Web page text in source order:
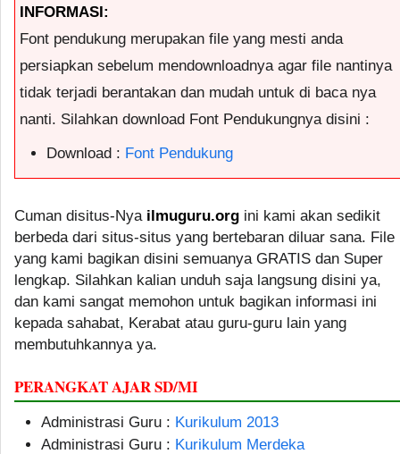
INFORMASI:
Font pendukung merupakan file yang mesti anda
persiapkan sebelum mendownloadnya agar file nantinya
tidak terjadi berantakan dan mudah untuk di baca nya
nanti. Silahkan download Font Pendukungnya disini :
Download : Font Pendukung
Cuman disitus-Nya ilmuguru.org ini kami akan sedikit
berbeda dari situs-situs yang bertebaran diluar sana. File
yang kami bagikan disini semuanya GRATIS dan Super
lengkap. Silahkan kalian unduh saja langsung disini ya,
dan kami sangat memohon untuk bagikan informasi ini
kepada sahabat, Kerabat atau guru-guru lain yang
membutuhkannya ya.
PERANGKAT AJAR SD/MI
Administrasi Guru : Kurikulum 2013
Administrasi Guru : Kurikulum Merdeka